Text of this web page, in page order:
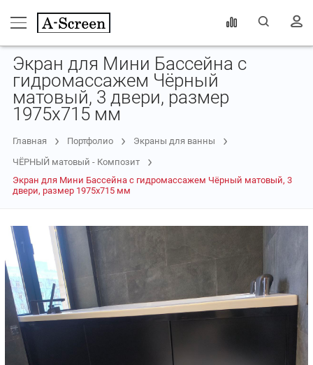
Экран для Мини Бассейна с
гидромассажем Чёрный
матовый, 3 двери, размер
1975х715 мм
Главная Портфолио
Экраны для ванны
ЧЁРНЫЙ матовый - Композит
Экран для Мини Бассейна с гидромассажем Чёрный матовый, 3
двери, размер 1975х715 мм